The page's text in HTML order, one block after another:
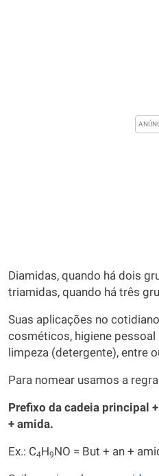
Diamidas, quando há dois
triamidas, quando há três
Suas aplicações no
cosméticos, higiene pessoal
limpeza (detergente), entre
Para nomear usamos a
Prefixo da cadeia principal
+ amida.
Ex.: C4H9NO = But + an +